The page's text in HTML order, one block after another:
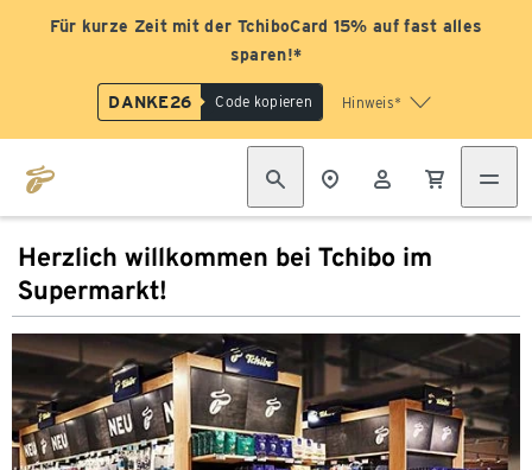
Für kurze Zeit mit der TchiboCard 15% auf fast alles
sparen!*
DANKE26 Code kopieren Hinweis*
Herzlich willkommen bei Tchibo im
Supermarkt!